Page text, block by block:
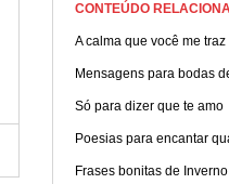
CONTEÚDO
A calma que você me traz
Mensagens para bodas
Só para dizer que te amo
Poesias para encantar
Frases bonitas de Inverno